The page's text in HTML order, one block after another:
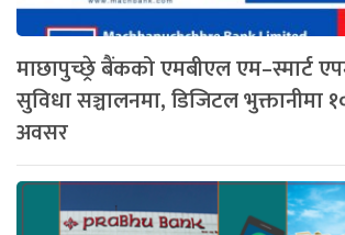
माछापुच्छ्रे बैंकको एमबीएल एम–स्मार्ट
सुविधा सञ्चालनमा, डिजिटल भुक्तानीमा
अवसर